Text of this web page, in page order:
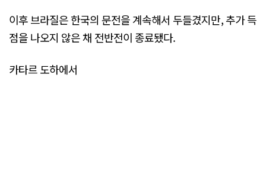
이후 브라질은 한국의 문전을 계속해서 두들겼지만, 추가 득
점을 나오지 않은 채 전반전이 종료됐다.
카타르 도하에서